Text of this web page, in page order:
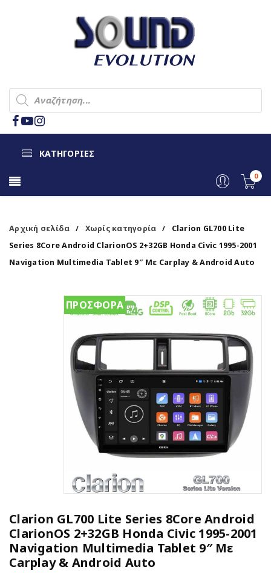
ΚΑΤΗΓΟΡΙΕΣ
0
Αρχική σελίδα / Χωρίς κατηγορία /
Clarion GL700 Lite
Series 8Core Android ClarionOS 2+32GB Honda Civic 1995-2001
Navigation Multimedia Tablet 9″ Με Carplay & Android Auto
ΠΡΟΣΦΟΡΑ
Clarion GL700 Lite Series 8Core Android
ClarionOS 2+32GB Honda Civic 1995-2001
Navigation Multimedia Tablet 9″ Με
Carplay & Android Auto